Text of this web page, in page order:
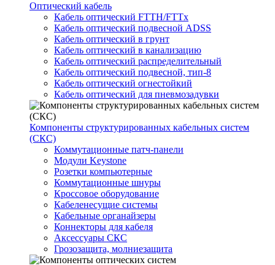
Оптический кабель
Кабель оптический FTTH/FTTx
Кабель оптический подвесной ADSS
Кабель оптический в грунт
Кабель оптический в канализацию
Кабель оптический распределительный
Кабель оптический подвесной, тип-8
Кабель оптический огнестойкий
Кабель оптический для пневмозадувки
Компоненты структурированных кабельных систем
(СКС)
Коммутационные патч-панели
Модули Keystone
Розетки компьютерные
Коммутационные шнуры
Кроссовое оборудование
Кабеленесущие системы
Кабельные органайзеры
Коннекторы для кабеля
Аксессуары СКС
Грозозащита, молниезащита